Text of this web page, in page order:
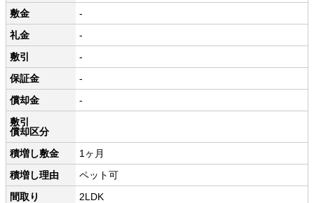
敷金
-
礼金
-
敷引
-
保証金
-
償却金
-
敷引
償却区分
積増し敷金
1ヶ月
積増し理由
ペット可
間取り
2LDK